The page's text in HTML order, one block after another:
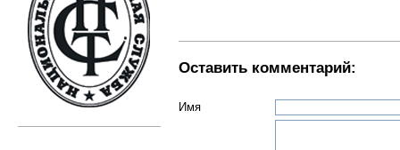
Оставить комментарий:
Имя